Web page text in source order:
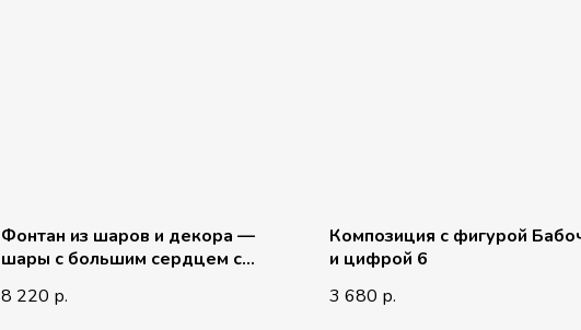
Фонтан из шаров и декора —
шары с большим сердцем с
№1
8 220 р.
Композиция с фигурой
и цифрой 6
3 680 р.